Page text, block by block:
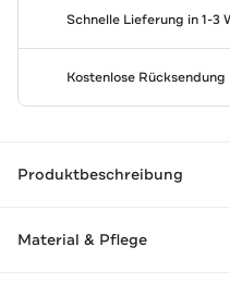
Schnelle Lieferung in 1-3
Kostenlose Rücksendung
Produktbeschreibung
Material & Pflege